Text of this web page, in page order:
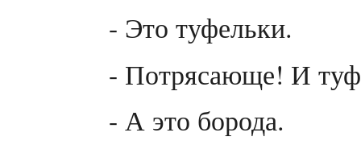
- Это туфельки.
- Потрясающе! И
- А это борода.